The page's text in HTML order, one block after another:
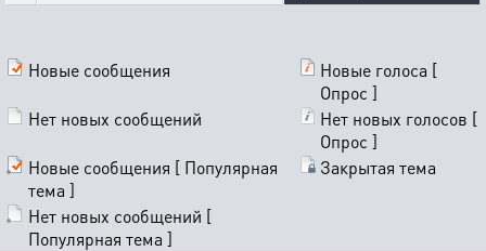
Новые сообщения
Новые голоса [
Опрос ]
Нет новых сообщений
Нет новых голосов [
Опрос ]
Новые сообщения [ Популярная
тема ]
Закрытая тема
Нет новых сообщений [
Популярная тема ]